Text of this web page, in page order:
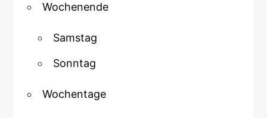
Wochenende
Samstag
Sonntag
Wochentage